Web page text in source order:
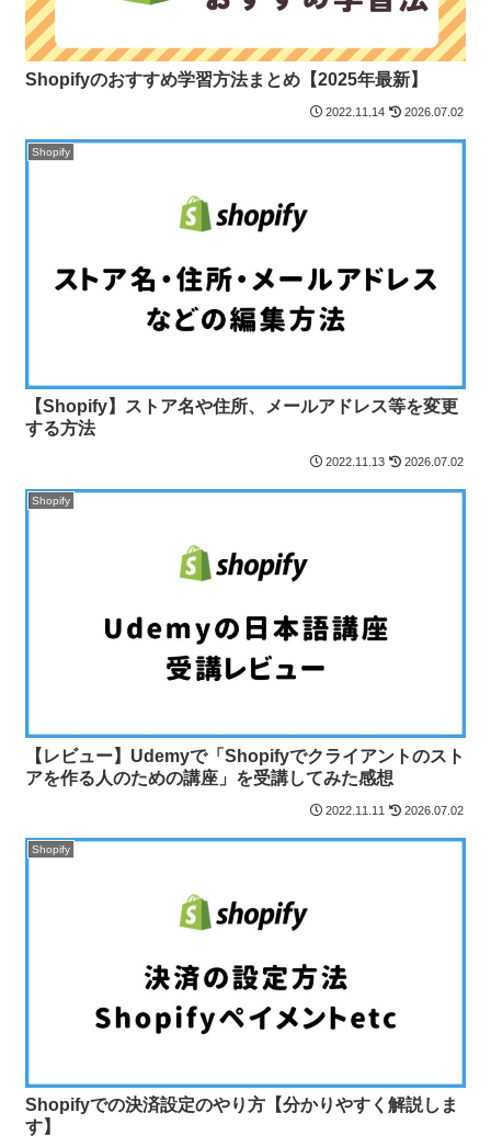
Shopifyのおすすめ学習方法まとめ【2025年最新】
2022.11.14 2026.07.02
Shopify
【Shopify】ストア名や住所、メールアドレス等を変更
する方法
2022.11.13 2026.07.02
Shopify
【レビュー】Udemyで「Shopifyでクライアントのスト
アを作る人のための講座」を受講してみた感想
2022.11.11 2026.07.02
Shopify
Shopifyでの決済設定のやり方【分かりやすく解説しま
す】